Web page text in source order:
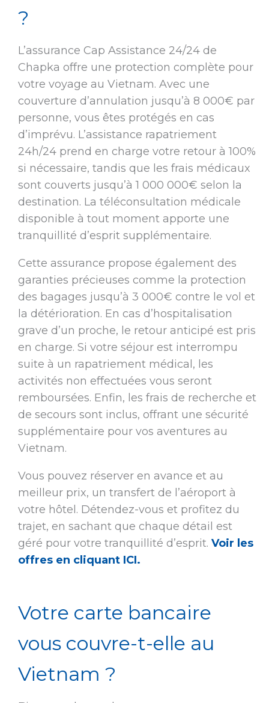
?
L’assurance Cap Assistance 24/24 de
Chapka offre une protection complète pour
votre voyage au Vietnam. Avec une
couverture d’annulation jusqu’à 8 000€ par
personne, vous êtes protégés en cas
d’imprévu. L’assistance rapatriement
24h/24 prend en charge votre retour à 100%
si nécessaire, tandis que les frais médicaux
sont couverts jusqu’à 1 000 000€ selon la
destination. La téléconsultation médicale
disponible à tout moment apporte une
tranquillité d’esprit supplémentaire.
Cette assurance propose également des
garanties précieuses comme la protection
des bagages jusqu’à 3 000€ contre le vol et
la détérioration. En cas d’hospitalisation
grave d’un proche, le retour anticipé est pris
en charge. Si votre séjour est interrompu
suite à un rapatriement médical, les
activités non effectuées vous seront
remboursées. Enfin, les frais de recherche et
de secours sont inclus, offrant une sécurité
supplémentaire pour vos aventures au
Vietnam.
Vous pouvez réserver en avance et au
meilleur prix, un transfert de l’aéroport à
votre hôtel. Détendez-vous et profitez du
trajet, en sachant que chaque détail est
géré pour votre tranquillité d’esprit. Voir les
offres en cliquant ICI.
Votre carte bancaire
vous couvre-t-elle au
Vietnam ?